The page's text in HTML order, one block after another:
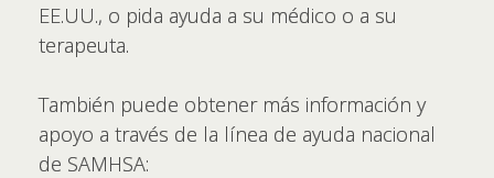
EE.UU., o pida ayuda a su médico o a su
terapeuta.
También puede obtener más información y
apoyo a través de la línea de ayuda nacional
de SAMHSA: